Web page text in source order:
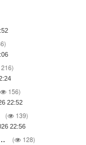
156)
22:52
( 139)
22:56
( 128)